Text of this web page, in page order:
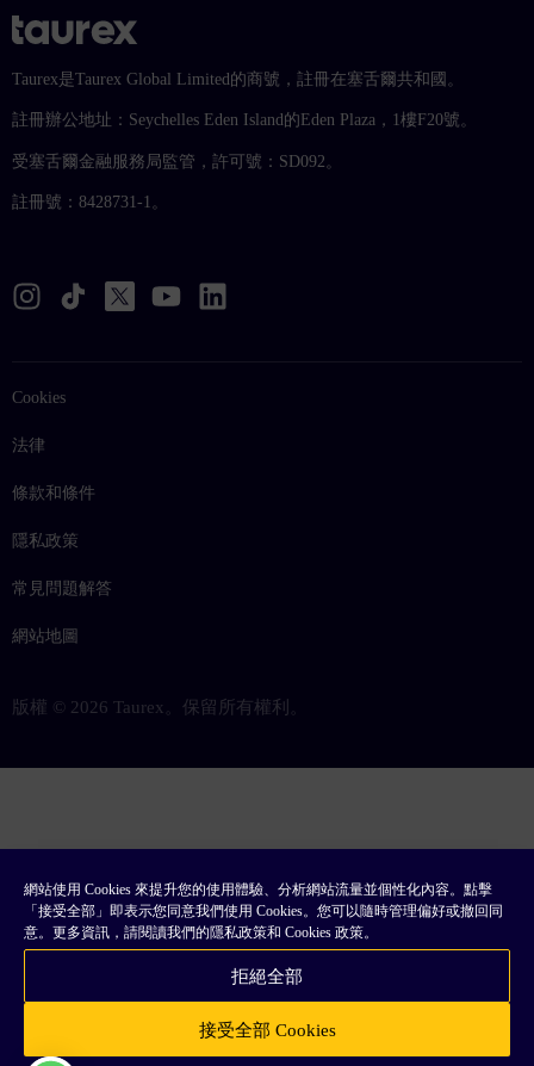
網站使用 Cookies 來提升您的使用體驗、分析網站流量並個性化內容。點擊
「接受全部」即表示您同意我們使用 Cookies。您可以隨時管理偏好或撤回同
意。更多資訊，請閱讀我們的隱私政策和 Cookies 政策。
接受全部 Cookies
拒絕全部
Taurex是Taurex Global Limited的商號，註冊在塞舌爾共和國。
註冊辦公地址：Seychelles Eden Island的Eden Plaza，1樓F20號。
受塞舌爾金融服務局監管，許可號：SD092。
註冊號：8428731-1。
版權 © 2026 Taurex。保留所有權利。
Cookies
法律
條款和條件
隱私政策
常見問題解答
網站地圖